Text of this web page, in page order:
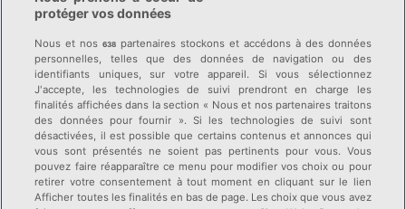
Changer de caisse-
maladie
Découvrez nos autres portails :
Assurance auto
Assurance pour animaux
protéger vos données
Nous et nos638 partenaires stockons et accédons à des données
personnelles, telles que des données de navigation ou des
identifiants uniques, sur votre appareil. Si vous sélectionnez
J'accepte, les technologies de suivi prendront en charge les
finalités affichées dans la section « Nous et nos partenaires traitons
des données pour fournir ». Si les technologies de suivi sont
désactivées, il est possible que certains contenus et annonces qui
vous sont présentés ne soient pas pertinents pour vous. Vous
pouvez faire réapparaître ce menu pour modifier vos choix ou pour
retirer votre consentement à tout moment en cliquant sur le lien
Afficher toutes les finalités en bas de page. Les choix que vous avez